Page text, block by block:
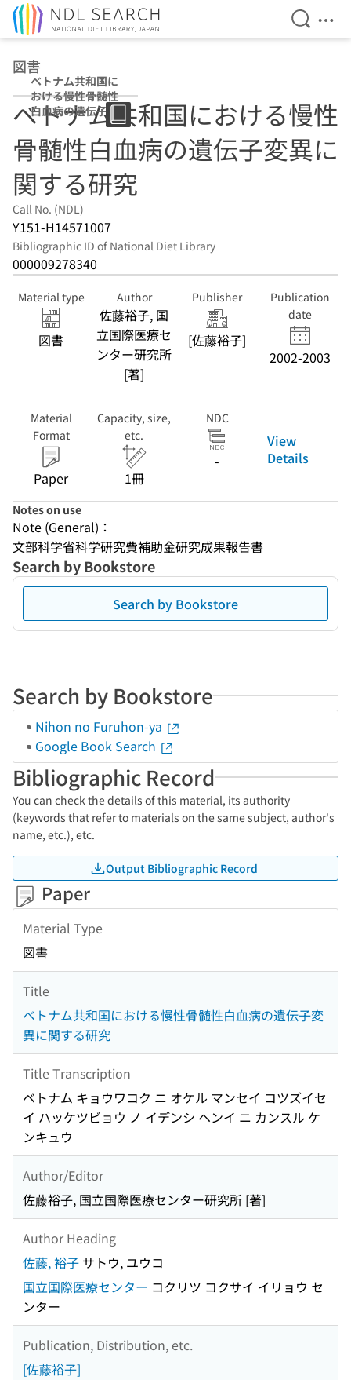
Open
図書
ベトナム共和国に
おける慢性骨髄性
白血病の遺伝子変
異に関する研究
ベトナム共和国における慢性
骨髄性白血病の遺伝子変異に
関する研究
Call No. (NDL)
Y151-H14571007
Bibliographic ID of National Diet Library
000009278340
Material type
図書
Author
佐藤裕子, 国
立国際医療セ
ンター研究所
[著]
Publisher
[佐藤裕子]
Publication
date
2002-2003
Material
Format
Paper
Capacity, size,
etc.
1冊
NDC
-
View
Details
Notes on use
Note (General)：
文部科学省科学研究費補助金研究成果報告書
Search by Bookstore
Search by Bookstore
Search by Bookstore
Nihon no Furuhon-ya
Google Book Search
Bibliographic Record
You can check the details of this material, its authority
(keywords that refer to materials on the same subject, author's
name, etc.), etc.
Output Bibliographic Record
Paper
Material Type
図書
Title
ベトナム共和国における慢性骨髄性白血病の遺伝子変
異に関する研究
Title Transcription
ベトナム キョウワコク ニ オケル マンセイ コツズイセ
イ ハッケツビョウ ノ イデンシ ヘンイ ニ カンスル ケ
ンキュウ
Author/Editor
佐藤裕子, 国立国際医療センター研究所 [著]
Author Heading
佐藤, 裕子 サトウ, ユウコ
国立国際医療センター コクリツ コクサイ イリョウ セ
ンター
Publication, Distribution, etc.
[佐藤裕子]